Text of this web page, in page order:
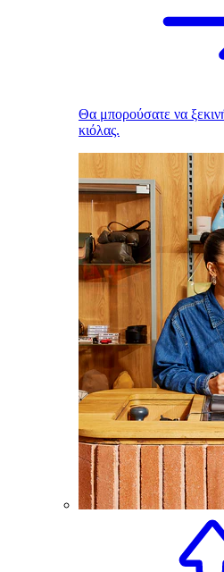
Θα μπορούσατε να
κιόλας.